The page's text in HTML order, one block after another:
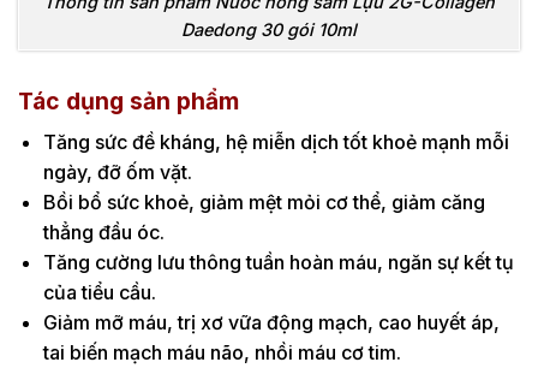
Daedong 30 gói 10ml
Tác dụng sản phẩm
Tăng sức đề kháng, hệ miễn dịch tốt khoẻ mạnh mỗi
ngày, đỡ ốm vặt.
Bồi bổ sức khoẻ, giảm mệt mỏi cơ thể, giảm căng
thẳng đầu óc.
Tăng cường lưu thông tuần hoàn máu, ngăn sự kết tụ
của tiểu cầu.
Giảm mỡ máu, trị xơ vữa động mạch, cao huyết áp,
tai biến mạch máu não, nhồi máu cơ tim.